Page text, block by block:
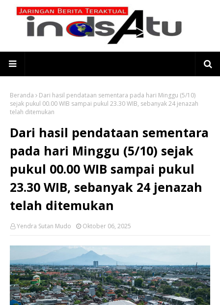
Beranda
Dari hasil pendataan sementara pada hari Minggu (5/10)
sejak pukul 00.00 WIB sampai pukul 23.30 WIB, sebanyak 24 jenazah
telah ditemukan
Dari hasil pendataan sementara
pada hari Minggu (5/10) sejak
pukul 00.00 WIB sampai pukul
23.30 WIB, sebanyak 24 jenazah
telah ditemukan
Yendra Sutan Mudo Oktober 06, 2025